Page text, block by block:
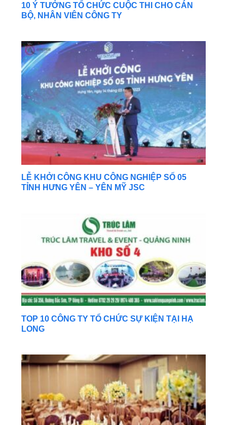
10 Ý TƯỞNG TỔ CHỨC CUỘC THI CHO CÁN
BỘ, NHÂN VIÊN CÔNG TY
LỄ KHỞI CÔNG KHU CÔNG NGHIỆP SỐ 05
TỈNH HƯNG YÊN – YÊN MỸ JSC
TOP 10 CÔNG TY TỔ CHỨC SỰ KIỆN TẠI HẠ
LONG